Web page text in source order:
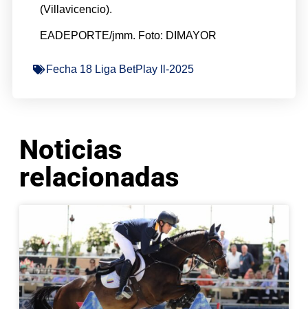
(Villavicencio).
EADEPORTE/jmm. Foto: DIMAYOR
Fecha 18 Liga BetPlay ll-2025
Noticias
relacionadas